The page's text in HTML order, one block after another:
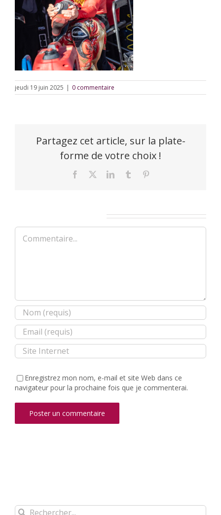
jeudi 19 juin 2025 | 0 commentaire
Partagez cet article, sur la plate-
forme de votre choix !
Facebook LinkedInTumblr
Commentaire
Enregistrez mon nom, e-mail et site Web dans ce
navigateur pour la prochaine fois que je commenterai.
Rechercher: